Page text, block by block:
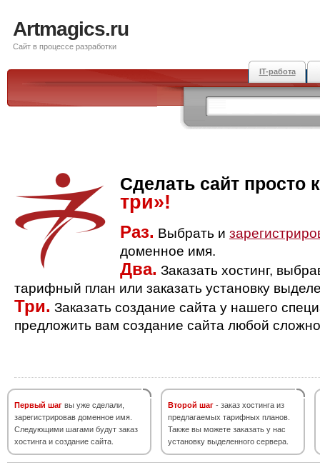
Artmagics.ru
Сайт в процессе разработки
IT-работа
Сделать сайт просто
три»!
Раз. Выбрать и
доменное имя.
Два. Заказать хостинг,
тарифный план или заказать установку
Три. Заказать создание сайта у нашего
предложить вам создание сайта любой
Первый шаг вы уже сделали,
зарегистрировав доменное имя.
Следующими шагами будут заказ
хостинга и создание сайта.
Второй шаг - заказ хостинга из
предлагаемых тарифных планов.
Также вы можете заказать у нас
установку выделенного сервера.